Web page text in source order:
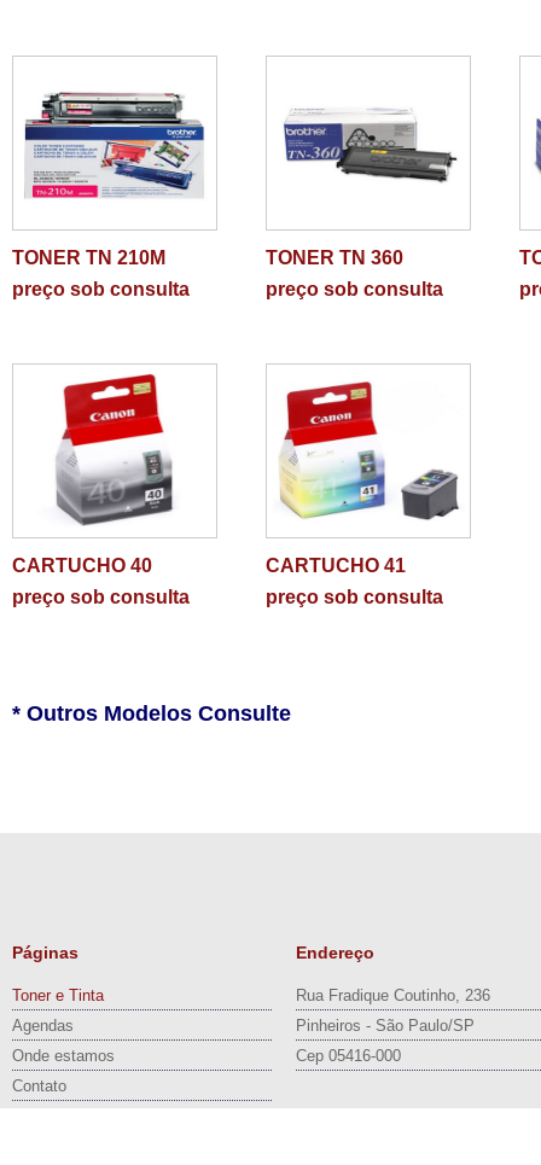
TONER TN 210M
preço sob consulta
TONER TN 360
preço sob consulta
CARTUCHO 40
preço sob consulta
CARTUCHO 41
preço sob consulta
* Outros Modelos Consulte
Páginas
Toner e Tinta
Agendas
Onde estamos
Contato
Endereço
Rua Fradique Coutinho, 236
Pinheiros - São Paulo/SP
Cep 05416-000